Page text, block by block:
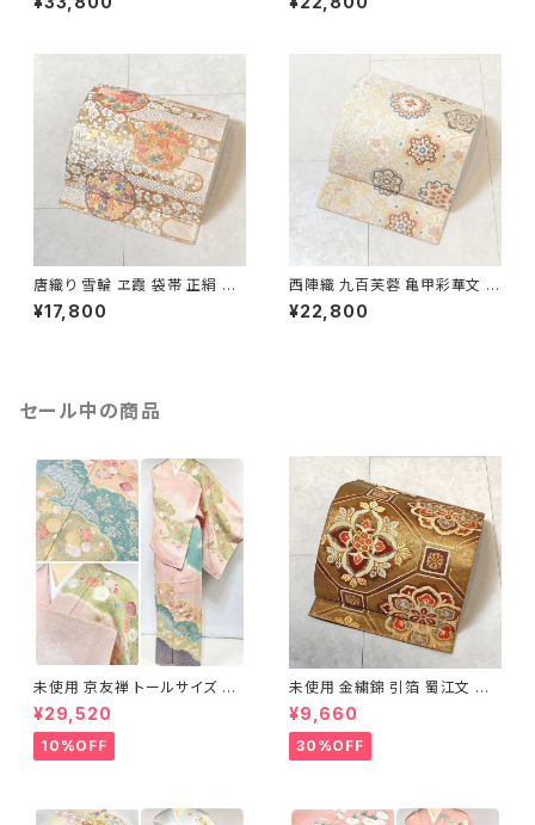
リーム ピンク 紫 576
ラー 702
唐織り 雪輪 ヱ霞 袋帯 正絹 金
糸 白 ピンク 水色 紫 パステルカ
ラー 531
¥17,800
西陣織 九百芙蓉 亀甲彩華文 唐
織り 袋帯 正絹 金糸 クリーム色
白 667
¥22,800
セール中の商品
未使用 京友禅 トールサイズ 染
め分け 金彩 訪問着 袷 正絹 ピ
ンク 黄緑 紫 黄色 1438
¥29,520
10%OFF
未使用 金繍錦 引箔 蜀江文 唐
織 華紋 袋帯 正絹 金糸 ゴール
ド 赤 紫 710
¥9,660
30%OFF